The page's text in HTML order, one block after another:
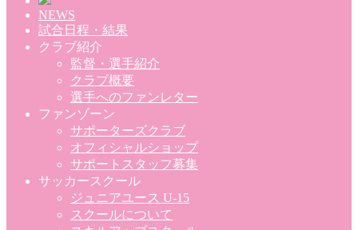
NEWS
試合日程・結果
クラブ紹介
監督・選手紹介
クラブ概要
選手へのファンレター
ファンゾーン
サポーターズクラブ
オフィシャルショップ
サポートスタッフ募集
サッカースクール
ジュニアユース U-15
スクールについて